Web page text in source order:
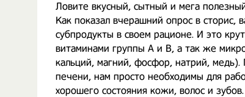
Ловите вкусный, сытный и мега
Как показал вчерашний опрос в сторис,
субпродукты в своем рационе. И это
витаминами группы А и В, а так же
кальций, магний, фосфор, натрий,
печени, нам просто необходимы для
хорошего состояния кожи, волос и